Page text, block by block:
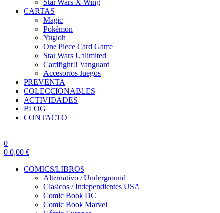
Star Wars X-Wing
CARTAS
Magic
Pokémon
Yugioh
One Piece Card Game
Star Wars Unlimited
Cardfight!! Vanguard
Accesorios Juegos
PREVENTA
COLECCIONABLES
ACTIVIDADES
BLOG
CONTACTO
0
0 0,00 €
COMICS/LIBROS
Alternativo / Underground
Clasicos / Independientes USA
Comic Book DC
Comic Book Marvel